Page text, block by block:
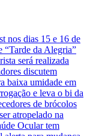
nos dias 15 e 16 de
“Tarde da Alegria”
será realizada
discutem
baixa umidade em
e leva o bi da
de brócolos
atropelado na
Ocular tem